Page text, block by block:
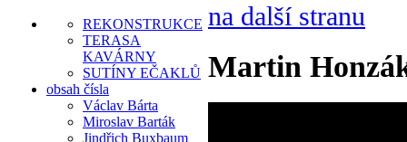
REKONSTRUKCE
TERASA
KAVÁRNY
SUTÍNY EČAKLŮ
obsah čísla
Václav Bárta
Miroslav Barták
Jindřich Buxbaum
na další stranu
Martin